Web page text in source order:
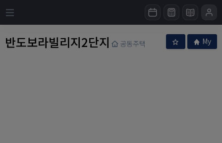
반도보라빌리지2단지 공동주택 My